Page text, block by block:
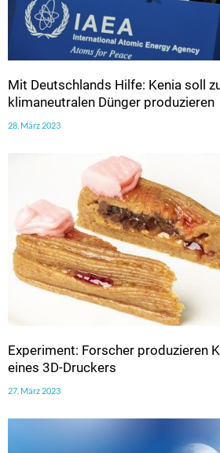
Mit Deutschlands Hilfe: Kenia soll
klimaneutralen Dünger produzieren
28. März 2023
Experiment: Forscher produzieren
eines 3D-Druckers
27. März 2023